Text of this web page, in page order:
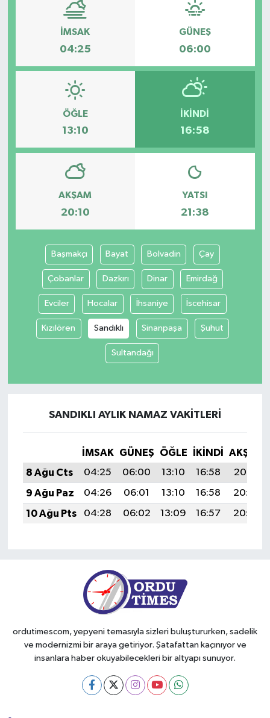
İMSAK
04:25
GÜNEŞ
06:00
ÖĞLE
13:10
İKINDI
16:58
AKŞAM
20:10
YATSI
21:38
Başmakçı Bayat Bolvadin Çay
Çobanlar Dazkırı Dinar Emirdağ
Evciler Hocalar İhsaniye İscehisar
Kızılören Sandıklı Sinanpaşa Şuhut
Sultandağı
SANDIKLI AYLIK NAMAZ VAKITLERI
İMSAK GÜNEŞ ÖĞLE İKINDI
AKŞAM
8 Ağu Cts
04:25 06:00 13:10 16:58
20:10
9 Ağu Paz
04:26 06:01 13:10 16:58
20:08
10 Ağu Pts
04:28 06:02 13:09 16:57 20:07
ordutimescom, yepyeni temasıyla sizleri buluştururken, sadelik
ve modernizmi bir araya getiriyor. Şatafattan kaçınıyor ve
insanlara haber okuyabilecekleri bir altyapı sunuyor.